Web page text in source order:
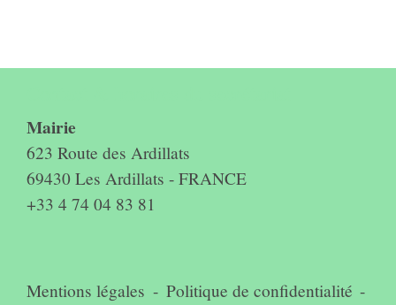
Mairie
623 Route des Ardillats
69430 Les Ardillats - FRANCE
+33 4 74 04 83 81
Mentions légales - Politique de confidentialité -